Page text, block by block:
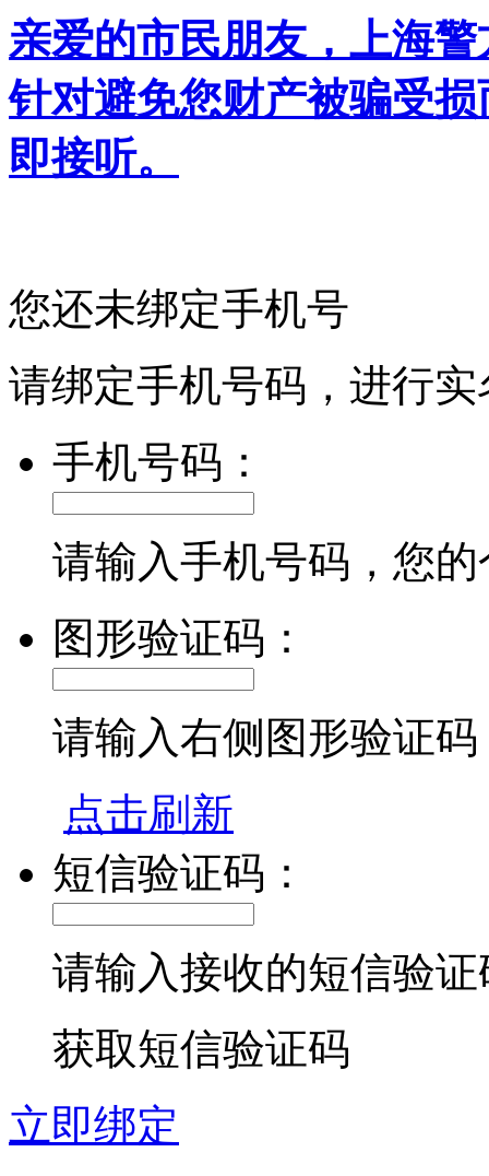
亲爱的市民朋友，上海
针对避免您财产被骗受
即接听。
您还未绑定手机号
请绑定手机号码，进行
手机号码：
请输入手机号码，您
图形验证码：
请输入右侧图形验证码
点击刷新
短信验证码：
请输入接收的短信验证
获取短信验证码
立即绑定